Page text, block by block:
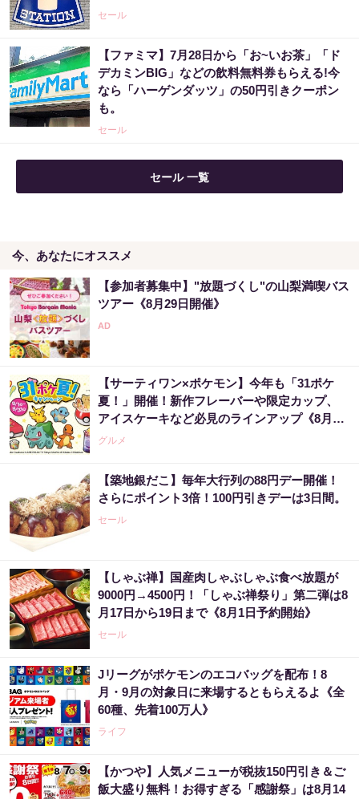
セール
【ファミマ】7月28日から「お~いお茶」「ド
デカミンBIG」などの飲料無料券もらえる!今
なら「ハーゲンダッツ」の50円引きクーポン
も。
セール
セール 一覧
今、あなたにオススメ
【参加者募集中】"放題づくし"の山梨満喫バス
ツアー《8月29日開催》
【サーティワン×ポケモン】今年も「31ポケ
夏！」開催！新作フレーバーや限定カップ、
アイスケーキなど必見のラインアップ《8月1
日スタート》
グルメ
【築地銀だこ】毎年大行列の88円デー開催！
さらにポイント3倍！100円引きデーは3日間。
セール
【しゃぶ禅】国産肉しゃぶしゃぶ食べ放題が
9000円→4500円！「しゃぶ禅祭り」第二弾は8
月17日から19日まで《8月1日予約開始》
セール
Jリーグがポケモンのエコバッグを配布！8
月・9月の対象日に来場するともらえるよ《全
60種、先着100万人》
ライフ
【かつや】人気メニューが税抜150円引き＆ご
飯大盛り無料！お得すぎる「感謝祭」は8月14